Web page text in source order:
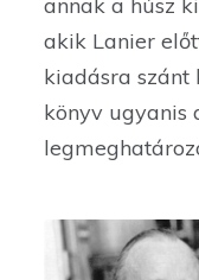
akik Lanier
kiadásra szánt
könyv ugyanis